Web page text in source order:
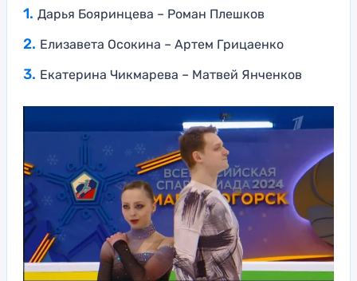
Дарья Бояринцева – Роман Плешков
Елизавета Осокина – Артем Грицаенко
Екатерина Чикмарева – Матвей Янченков